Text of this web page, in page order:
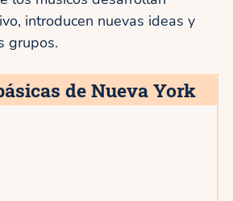
introducen nuevas ideas y
grupos.
de Nueva York